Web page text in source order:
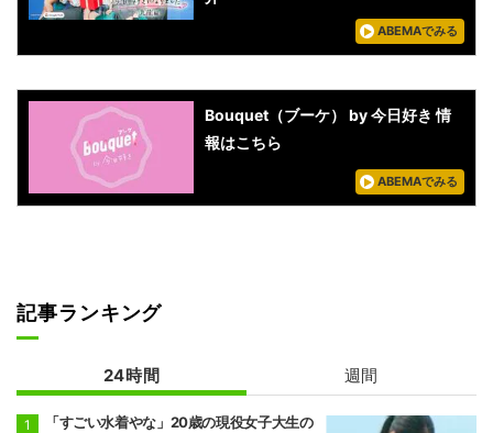
ABEMAでみる
Bouquet（ブーケ） by 今日好き 情
報はこちら
ABEMAでみる
記事ランキング
24時間 週間
「すごい水着やな」20歳の現役女子大生の